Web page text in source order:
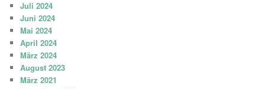
Juli 2024
Juni 2024
Mai 2024
April 2024
März 2024
August 2023
März 2021